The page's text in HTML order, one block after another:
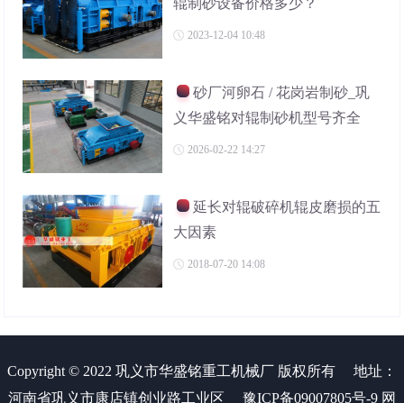
2023-12-04 10:48
砂厂河卵石 / 花岗岩制砂_巩
义华盛铭对辊制砂机型号齐全
2026-02-22 14:27
延长对辊破碎机辊皮磨损的五
大因素
2018-07-20 14:08
Copyright © 2022 巩义市华盛铭重工机械厂 版权所有
地址：
河南省巩义市康店镇创业路工业区
豫ICP备09007805号-9 网